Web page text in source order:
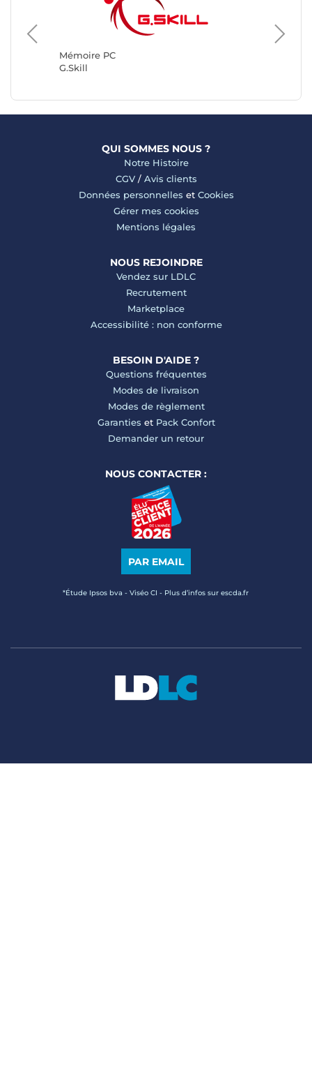
Mémoire PC
G.Skill
QUI SOMMES NOUS ?
Notre Histoire
CGV/ Avis clients
Données personnelles et Cookies
Gérer mes cookies
Mentions légales
NOUS REJOINDRE
Vendez sur LDLC
Recrutement
Marketplace
Accessibilité : non conforme
BESOIN D'AIDE ?
Questions fréquentes
Modes de livraison
Modes de règlement
Garanties et Pack Confort
Demander un retour
NOUS CONTACTER :
PAR EMAIL
*Étude Ipsos bva - Viséo CI - Plus d’infos sur escda.fr